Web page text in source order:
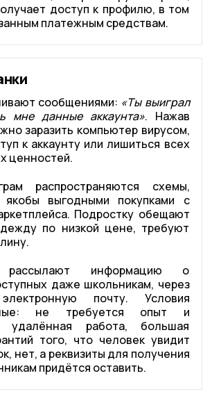
доступ к профилю, в том
платежным средствам.
сообщениями: «Ты выиграл
мне данные аккаунта». Нажав
заразить компьютер вирусом,
к аккаунту или лишиться всех
ценностей.
распространяются схемы,
якобы выгодными покупками с
Подростку обещают
по низкой цене, требуют
рассылают информацию о
даже школьникам, через
почту. Условия
не требуется опыт и
удалённая работа, большая
того, что человек увидит
нет, а реквизиты для получения
придётся оставить.